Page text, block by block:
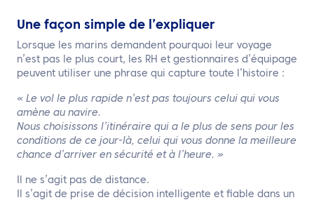
Une façon simple de l’expliquer
Lorsque les marins demandent pourquoi leur voyage
n’est pas le plus court, les RH et gestionnaires d’équipage
peuvent utiliser une phrase qui capture toute l’histoire :
« Le vol le plus rapide n’est pas toujours celui qui vous
amène au navire.
Nous choisissons l’itinéraire qui a le plus de sens pour les
conditions de ce jour-là, celui qui vous donne la meilleure
chance d’arriver en sécurité et à l’heure. »
Il ne s’agit pas de distance.
Il s’agit de prise de décision intelligente et fiable dans un